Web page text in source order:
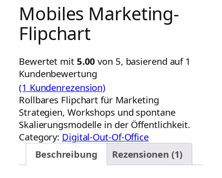
Mobiles Marketing-
Flipchart
Bewertet mit 5.00 von 5, basierend auf 1
Kundenbewertung
(1 Kundenrezension)
Rollbares Flipchart für Marketing
Strategien, Workshops und spontane
Skalierungsmodelle in der Öffentlichkeit.
Category: Digital-Out-Of-Office
Beschreibung
Rezensionen (1)